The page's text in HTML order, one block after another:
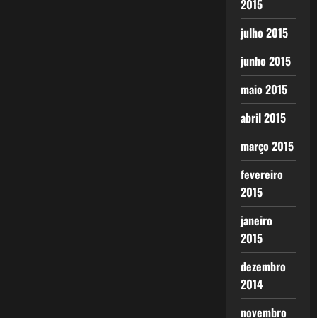
2015
julho 2015
junho 2015
maio 2015
abril 2015
março 2015
fevereiro
2015
janeiro
2015
dezembro
2014
novembro